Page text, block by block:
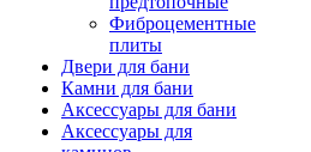
Фиброцементные
плиты
Двери для бани
Камни для бани
Аксессуары для бани
Аксессуары для